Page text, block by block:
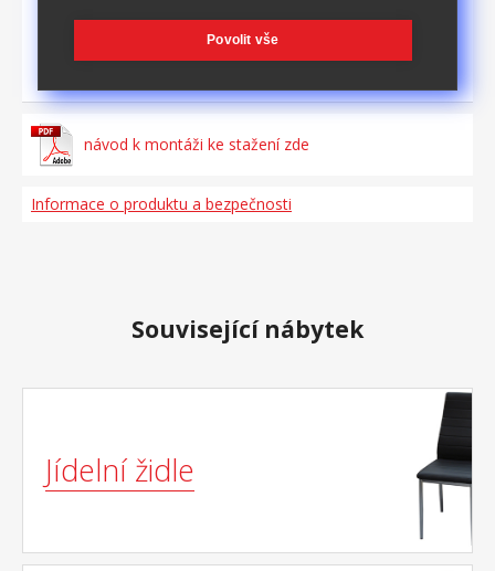
Povrch
lakováno
Materiál
Masiv
návod k montáži ke stažení zde
Informace o produktu a bezpečnosti
Související nábytek
Jídelní židle
Povolit vše